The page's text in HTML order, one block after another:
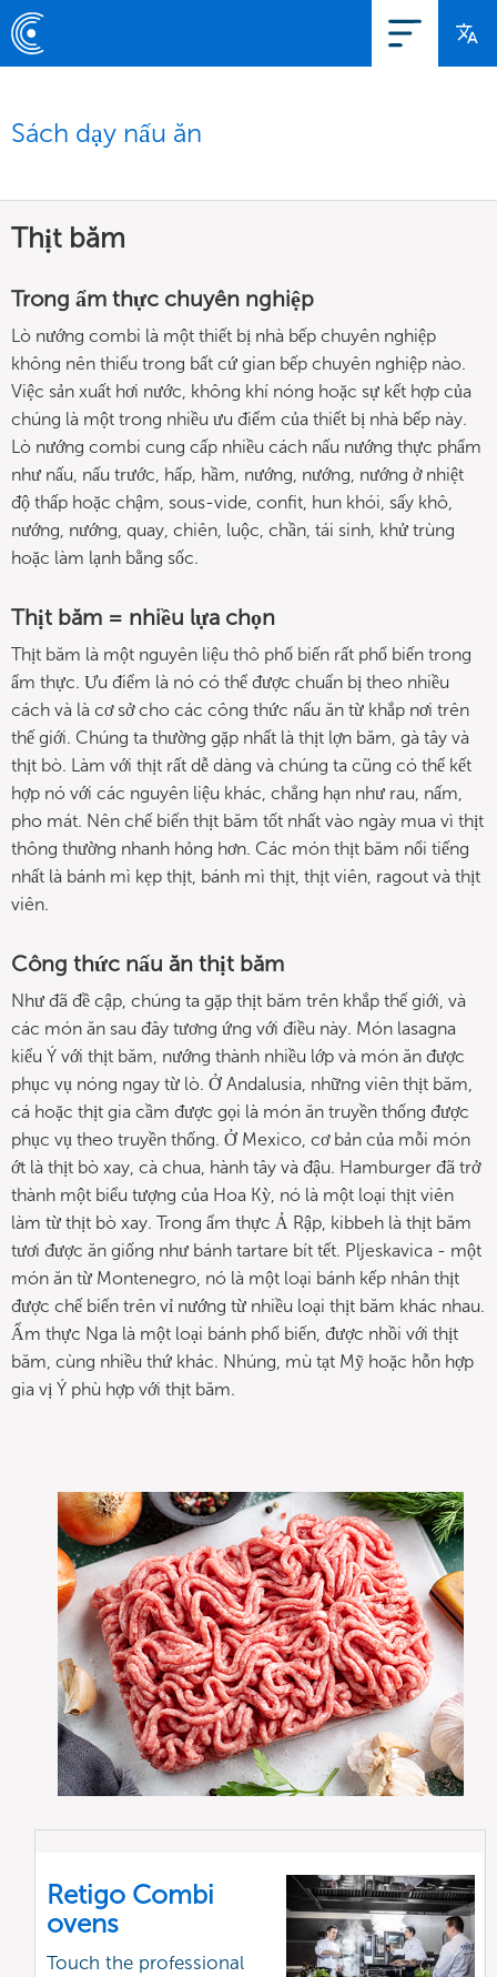
Sách dạy nấu ăn
Thịt băm
Trong ẩm thực chuyên nghiệp
Lò nướng combi là một thiết bị nhà bếp chuyên nghiệp
không nên thiếu trong bất cứ gian bếp chuyên nghiệp nào.
Việc sản xuất hơi nước, không khí nóng hoặc sự kết hợp của
chúng là một trong nhiều ưu điểm của thiết bị nhà bếp này.
Lò nướng combi cung cấp nhiều cách nấu nướng thực phẩm
như nấu, nấu trước, hấp, hầm, nướng, nướng, nướng ở nhiệt
độ thấp hoặc chậm, sous-vide, confit, hun khói, sấy khô,
nướng, nướng, quay, chiên, luộc, chần, tái sinh, khử trùng
hoặc làm lạnh bằng sốc.
Thịt băm = nhiều lựa chọn
Thịt băm là một nguyên liệu thô phổ biến rất phổ biến trong
ẩm thực. Ưu điểm là nó có thể được chuẩn bị theo nhiều
cách và là cơ sở cho các công thức nấu ăn từ khắp nơi trên
thế giới. Chúng ta thường gặp nhất là thịt lợn băm, gà tây và
thịt bò. Làm với thịt rất dễ dàng và chúng ta cũng có thể kết
hợp nó với các nguyên liệu khác, chẳng hạn như rau, nấm,
pho mát. Nên chế biến thịt băm tốt nhất vào ngày mua vì thịt
thông thường nhanh hỏng hơn. Các món thịt băm nổi tiếng
nhất là bánh mì kẹp thịt, bánh mì thịt, thịt viên, ragout và thịt
viên.
Công thức nấu ăn thịt băm
Như đã đề cập, chúng ta gặp thịt băm trên khắp thế giới, và
các món ăn sau đây tương ứng với điều này. Món lasagna
kiểu Ý với thịt băm, nướng thành nhiều lớp và món ăn được
phục vụ nóng ngay từ lò. Ở Andalusia, những viên thịt băm,
cá hoặc thịt gia cầm được gọi là món ăn truyền thống được
phục vụ theo truyền thống. Ở Mexico, cơ bản của mỗi món
ớt là thịt bò xay, cà chua, hành tây và đậu. Hamburger đã trở
thành một biểu tượng của Hoa Kỳ, nó là một loại thịt viên
làm từ thịt bò xay. Trong ẩm thực Ả Rập, kibbeh là thịt băm
tươi được ăn giống như bánh tartare bít tết. Pljeskavica - một
món ăn từ Montenegro, nó là một loại bánh kếp nhân thịt
được chế biến trên vỉ nướng từ nhiều loại thịt băm khác nhau.
Ẩm thực Nga là một loại bánh phổ biến, được nhồi với thịt
băm, cùng nhiều thứ khác. Nhúng, mù tạt Mỹ hoặc hỗn hợp
gia vị Ý phù hợp với thịt băm.
Retigo Combi
ovens
Touch the professional